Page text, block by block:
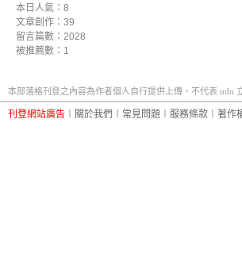
本日人氣：8
文章創作：39
留言篇數：2028
被推薦數： 1
本部落格刊登之內容為作者個人自行提供上傳，不代表 udn
刊登網站廣告 關於我們 常見問題 服務條款 著作